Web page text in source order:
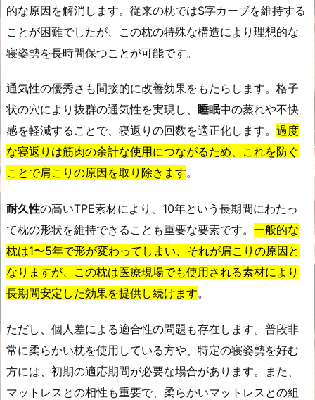
的な原因を解消します。従来の枕ではS字カーブを維持する
ことが困難でしたが、この枕の特殊な構造により理想的な
寝姿勢を長時間保つことが可能です。
通気性の優秀さも間接的に改善効果をもたらします。格子
状の穴により抜群の通気性を実現し、 睡眠中の蒸れや不快
感を軽減することで、寝返りの回数を適正化します。 過度
な寝返りは筋肉の余計な使用につながるため、これを防ぐ
ことで肩こりの原因を取り除きます。
耐久性の高いTPE素材により、10年という長期間にわたっ
て枕の形状を維持できることも重要な要素です。 一般的な
枕は1〜5年で形が変わってしまい、それが肩こりの原因と
なりますが、この枕は医療現場でも使用される素材により
長期間安定した効果を提供し続けます。
ただし、個人差による適合性の問題も存在します。普段非
常に柔らかい枕を使用している方や、特定の寝姿勢を好む
方には、初期の適応期間が必要な場合があります。また、
マットレスとの相性も重要で、柔らかいマットレスとの組